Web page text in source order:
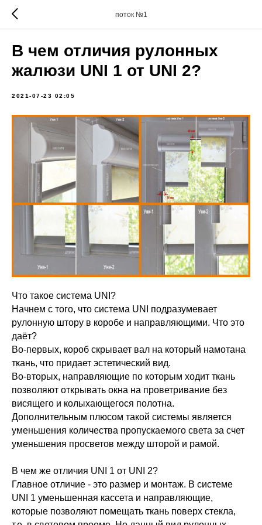
поток №1
В чем отличия рулонных
жалюзи UNI 1 от UNI 2?
2021-07-23 02:05
Что такое система UNI?
Начнем с того, что система UNI подразумевает
рулонную штору в коробе и направляющими. Что это
даёт?
Во-первых, короб скрывает вал на который намотана
ткань, что придает эстетический вид.
Во-вторых, направляющие по которым ходит ткань
позволяют открывать окна на проветривание без
висящего и колыхающегося полотна.
Дополнительным плюсом такой системы является
уменьшения количества пропускаемого света за счет
уменьшения просветов между шторой и рамой.
В чем же отличия UNI 1 от UNI 2?
Главное отличие - это размер и монтаж. В системе
UNI 1 уменьшенная кассета и направляющие,
которые позволяют помещать ткань поверх стекла,